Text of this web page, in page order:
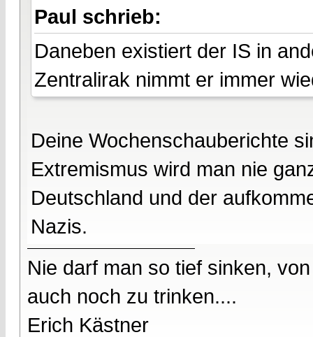
Paul schrieb:
Daneben existiert der IS in
Zentralirak nimmt er immer
Deine Wochenschauberichte
Extremismus wird man nie
Deutschland und der
Nazis.
Nie darf man so tief sinken,
auch noch zu trinken....
Erich Kästner